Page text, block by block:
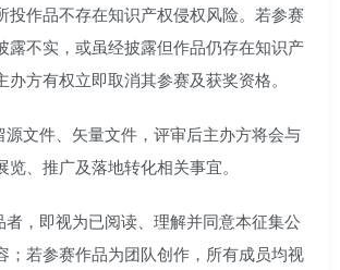
投作品不存在知识产权侵权风险。若参赛
露不实，或虽经披露但作品仍存在知识产
方有权立即取消其参赛及获奖资格。
源文件、矢量文件，评审后主办方将会与
、推广及落地转化相关事宜。
，即视为已阅读、理解并同意本征集公
；若参赛作品为团队创作，所有成员均视